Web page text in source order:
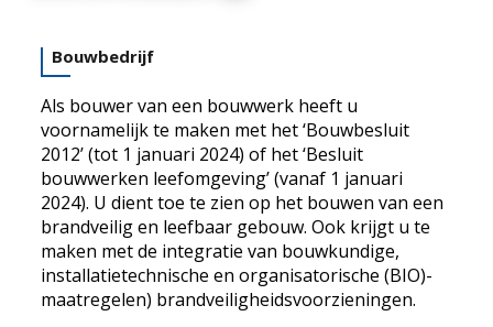
Bouwbedrijf
Als bouwer van een bouwwerk heeft u
voornamelijk te maken met het ‘Bouwbesluit
2012’ (tot 1 januari 2024) of het ‘Besluit
bouwwerken leefomgeving’ (vanaf 1 januari
2024). U dient toe te zien op het bouwen van een
brandveilig en leefbaar gebouw. Ook krijgt u te
maken met de integratie van bouwkundige,
installatietechnische en organisatorische (BIO)-
maatregelen) brandveiligheidsvoorzieningen.